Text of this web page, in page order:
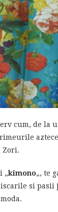
cum, de
Zori.
„kimono„, te
si